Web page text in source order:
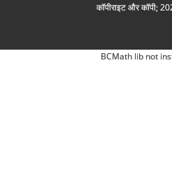
कॉपीराइट और कॉपी;
BCMath lib not